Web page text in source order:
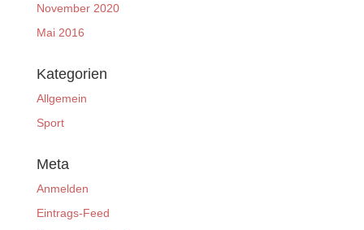
November 2020
Mai 2016
Kategorien
Allgemein
Sport
Meta
Anmelden
Eintrags-Feed